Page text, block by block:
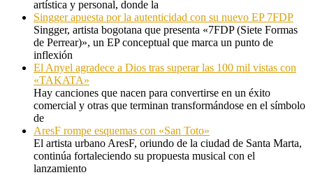
artística y personal, donde la
Singger apuesta por la autenticidad con su nuevo EP 7FDP
Singger, artista bogotana que presenta «7FDP (Siete Formas
de Perrear)», un EP conceptual que marca un punto de
inflexión
El Anyel agradece a Dios tras superar las 100 mil vistas con
«TAKATA»
Hay canciones que nacen para convertirse en un éxito
comercial y otras que terminan transformándose en el símbolo
de
AresF rompe esquemas con «San Toto»
El artista urbano AresF, oriundo de la ciudad de Santa Marta,
continúa fortaleciendo su propuesta musical con el
lanzamiento